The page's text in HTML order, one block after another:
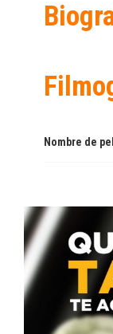
Nombre de